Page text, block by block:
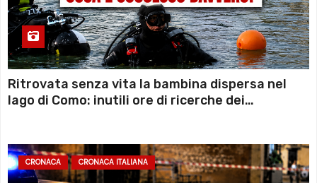
Ritrovata senza vita la bambina dispersa nel
lago di Como: inutili ore di ricerche dei
CRONACA CRONACA ITALIANA